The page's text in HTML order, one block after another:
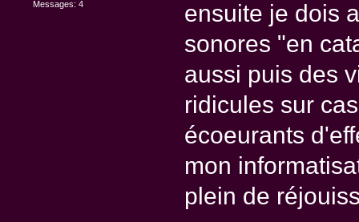
Messages: 4
ensuite je dois
sonores "en
aussi puis des
ridicules sur
écoeurants
mon
plein de